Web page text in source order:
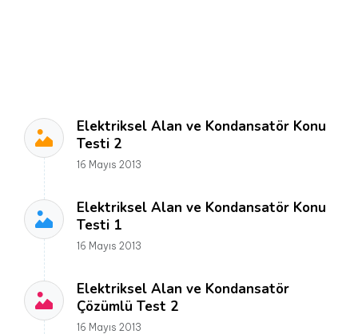
Elektriksel Alan ve Kondansatör Konu
Testi 2
16 Mayıs 2013
Elektriksel Alan ve Kondansatör Konu
Testi 1
16 Mayıs 2013
Elektriksel Alan ve Kondansatör
Çözümlü Test 2
16 Mayıs 2013